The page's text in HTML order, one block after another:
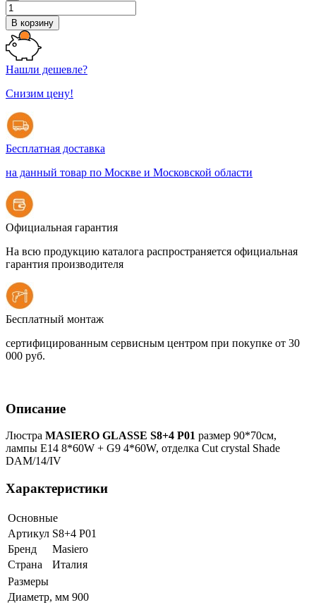
В корзину
Нашли дешевле?
Снизим цену!
Бесплатная доставка
на данный товар по Москве и Московской области
Официальная гарантия
На всю продукцию каталога распространяется официальная
гарантия производителя
Бесплатный монтаж
сертифицированным сервисным центром при покупке от 30
000 руб.
Описание
Люстра MASIERO GLASSE S8+4 P01 размер 90*70см,
лампы E14 8*60W + G9 4*60W, отделка Cut crystal Shade
DAM/14/IV
Характеристики
Основные
Артикул S8+4 P01
Бренд
Masiero
Страна
Италия
Размеры
Диаметр, мм 900